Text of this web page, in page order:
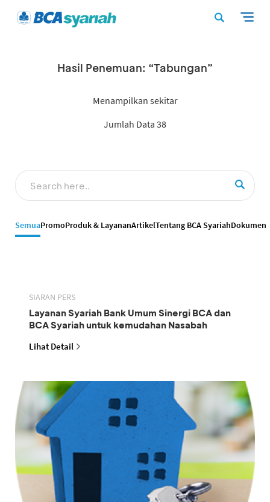
Hasil Penemuan: “Tabungan”
Menampilkan sekitar
Jumlah Data 38
SemuaPromoProduk & LayananArtikelTentang BCA SyariahDokumen
SIARAN PERS
Layanan Syariah Bank Umum Sinergi BCA dan
BCA Syariah untuk kemudahan Nasabah
Lihat Detail